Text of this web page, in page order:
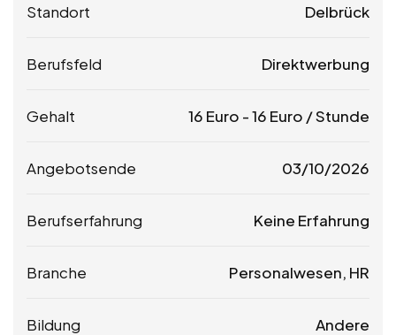
Standort Delbrück
Berufsfeld Direktwerbung
Gehalt 16 Euro -16 Euro / Stunde
Angebotsende 03/10/2026
Berufserfahrung Keine Erfahrung
Branche Personalwesen, HR
Bildung Andere